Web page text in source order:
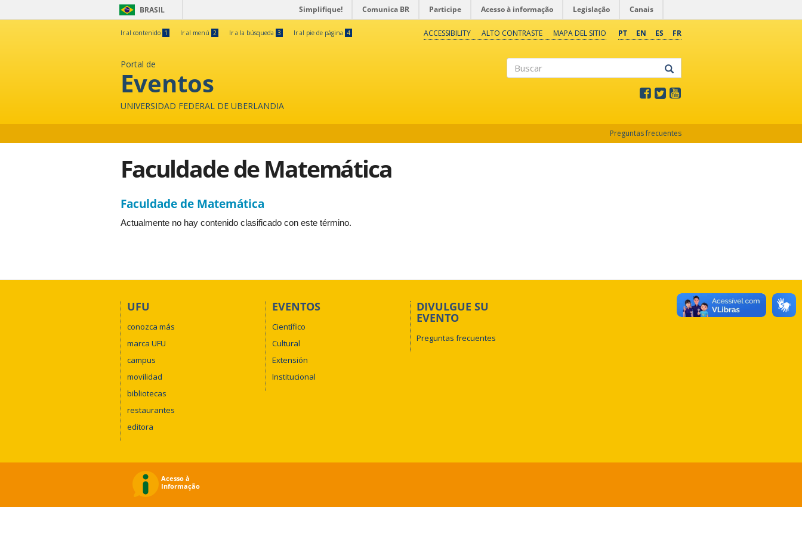
BRASIL Simplifique! Comunica BR Participe Acesso à informação Legislação Canais
Ir al contenido 1 Ir al menú 2 Ir a la búsqueda 3 Ir al pie de página 4 PT EN ES FR
ACCESSIBILITY ALTO CONTRASTE MAPA DEL SITIO
Portal de
Eventos
UNIVERSIDAD FEDERAL DE UBERLANDIA
Preguntas frecuentes
Faculdade de Matemática
Faculdade de Matemática
Actualmente no hay contenido clasificado con este término.
UFU
conozca más
marca UFU
campus
movilidad
bibliotecas
restaurantes
editora
EVENTOS
Científico
Cultural
Extensión
Institucional
DIVULGUE SU
EVENTO
Preguntas frecuentes